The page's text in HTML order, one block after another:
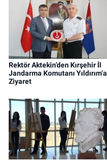
Rektör Aktekin’den Kırşehir İl
Jandarma Komutanı Yıldırım’a
Ziyaret